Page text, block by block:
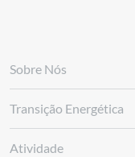
Sobre Nós
Transição Energética
Atividade